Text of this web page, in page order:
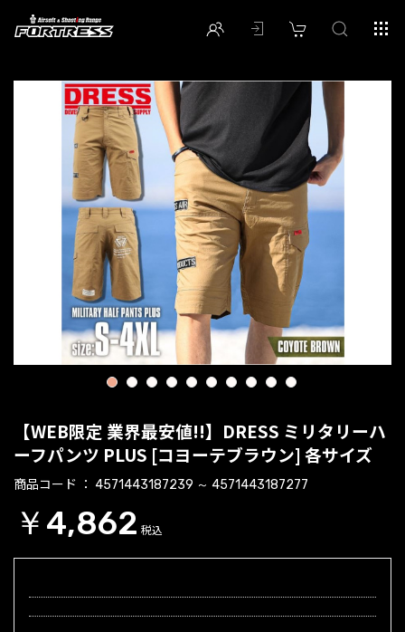
1 2 3 4 5 6 7 8 9 10
【WEB限定 業界最安値!!】DRESS ミリタリーハ
ーフパンツ PLUS [コヨーテブラウン] 各サイズ
商品コード 4571443187239 ～ 4571443187277
￥4,862 税込